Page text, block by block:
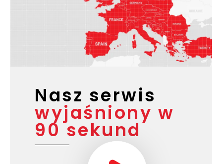
Nasz serwis
wyjaśniony w